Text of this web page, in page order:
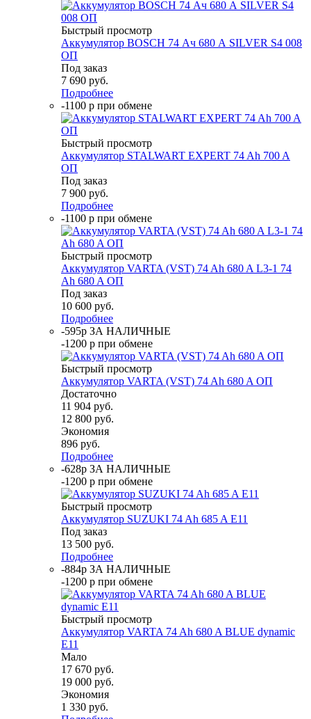
Быстрый просмотр
Аккумулятор BOSCH 74 Ач 680 А SILVER S4 008
ОП
Под заказ
7 690 руб.
Подробнее
-1100 р при обмене
Быстрый просмотр
Аккумулятор STALWART EXPERT 74 Ah 700 A
ОП
Под заказ
7 900 руб.
Подробнее
-1100 р при обмене
Быстрый просмотр
Аккумулятор VARTA (VST) 74 Ah 680 A L3-1 74
Ah 680 A ОП
Под заказ
10 600 руб.
Подробнее
-595р ЗА НАЛИЧНЫЕ
-1200 р при обмене
Быстрый просмотр
Аккумулятор VARTA (VST) 74 Ah 680 A ОП
Достаточно
11 904 руб.
12 800 руб.
Экономия
896 руб.
Подробнее
-628р ЗА НАЛИЧНЫЕ
-1200 р при обмене
Быстрый просмотр
Аккумулятор SUZUKI 74 Ah 685 A E11
Под заказ
13 500 руб.
Подробнее
-884р ЗА НАЛИЧНЫЕ
-1200 р при обмене
Быстрый просмотр
Аккумулятор VARTA 74 Ah 680 A BLUE dynamic
E11
Мало
17 670 руб.
19 000 руб.
Экономия
1 330 руб.